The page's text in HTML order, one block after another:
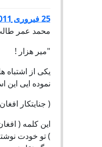
25 فبروری 2011, 23:17
محمد عمر
"میر هزار !
یکی از
نموده ایی این
( جنایتکار
این کلمه (
) تو خودت